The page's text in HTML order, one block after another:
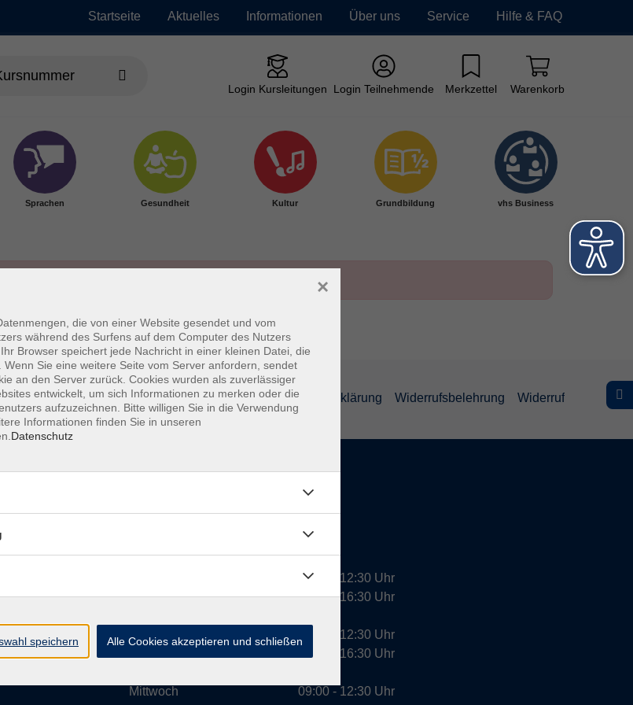
Startseite Aktuelles Informationen Über uns Service Hilfe & FAQ
Login Kursleitungen Login Teilnehmende Merkzettel Warenkorb
Sprachen Gesundheit Kultur Grundbildung vhs Business
AGBs Datenschutzerklärung Barrierefreiheitserklärung Widerrufsbelehrung Widerruf
V.
Dienstag
Mittwoch
09:00 - 12:30 Uhr
13:00 - 16:30 Uhr
10:00 - 12:30 Uhr
13:00 - 16:30 Uhr
09:00 - 12:30 Uhr
die von einer Website gesendet und vom
während des Surfens auf dem Computer des Nutzers
Browser speichert jede Nachricht in einer kleinen Datei, die
Wenn Sie eine weitere Seite vom Server anfordern, sendet
an den Server zurück. Cookies wurden als zuverlässiger
entwickelt, um sich Informationen zu merken oder die
aufzuzeichnen. Bitte willigen Sie in die Verwendung
Informationen finden Sie in unseren
Datenschutz
×
speichern Alle Cookies akzeptieren und schließen